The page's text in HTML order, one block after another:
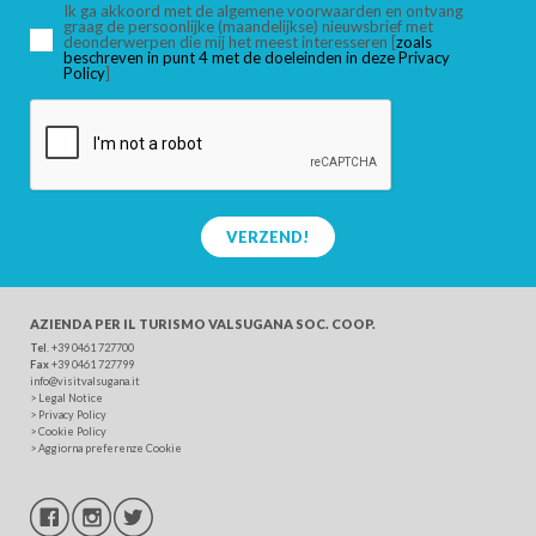
Ik ga akkoord met de algemene voorwaarden en ontvang
graag de persoonlijke (maandelijkse) nieuwsbrief met
deonderwerpen die mij het meest interesseren [zoals
beschreven in punt 4 met de doeleinden in deze Privacy
Policy]
VERZEND!
AZIENDA PER IL TURISMO VALSUGANA SOC. COOP.
Tel . +39 0461 727700
Fax+39 0461 727799
info@visitvalsugana.it
> Legal Notice
> Privacy Policy
>Cookie Policy
>Aggiorna preferenze Cookie